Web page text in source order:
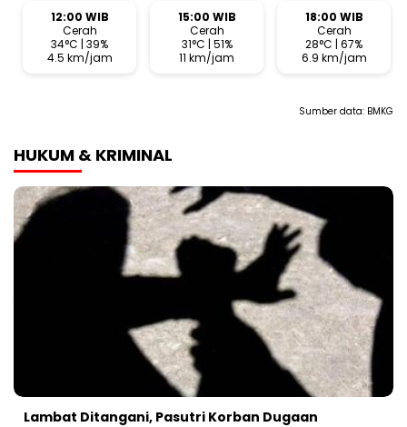
12:00 WIB
Cerah
34°C | 39%
4.5 km/jam
15:00 WIB
Cerah
31°C | 51%
11 km/jam
18:00 WIB
Cerah
28°C | 67%
6.9 km/jam
Sumber data: BMKG
HUKUM & KRIMINAL
Lambat Ditangani, Pasutri Korban Dugaan